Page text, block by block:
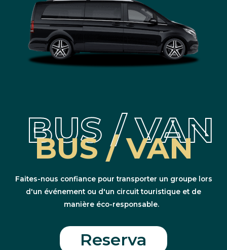
BUS / VAN
BUS / VAN
Faites-nous confiance pour transporter un groupe lors
d'un événement ou d'un circuit touristique et de
manière éco-responsable.
Reserva